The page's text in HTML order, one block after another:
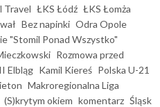
Travel ŁKS Łódź ŁKS Łomża
Bez napinki Odra Opole
"Stomil Ponad Wszystko"
Rozmowa przed
Elbląg Kamil Kiereś Polska U-21
Makroregionalna Liga
(S)krytym okiem komentarz Śląsk